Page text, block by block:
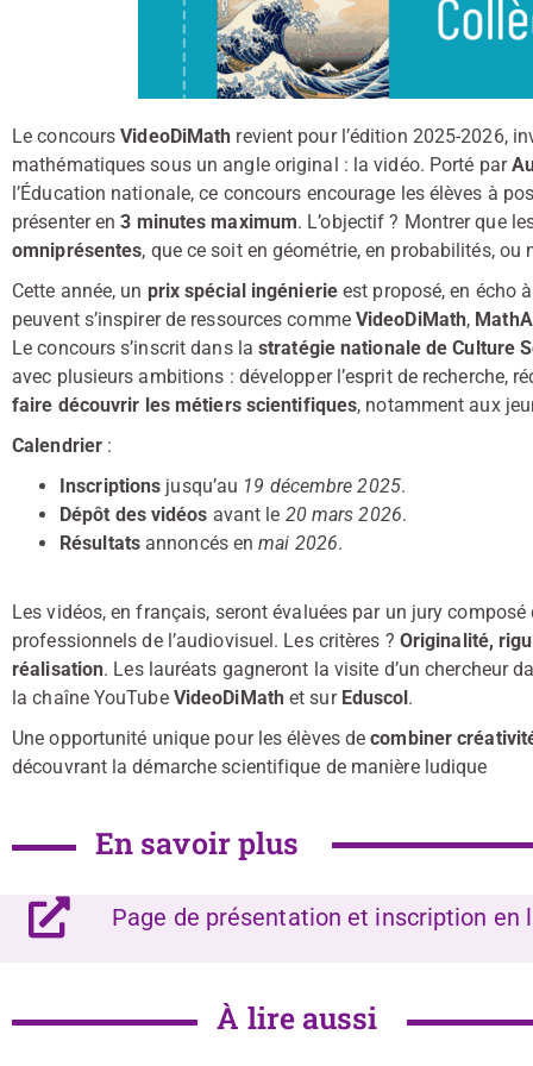
Le concoursVideoDiMath revient pour l’édition 2025-2026,
mathématiques sous un angle original : la vidéo. Porté par
l’Éducation nationale, ce concours encourage les élèves à
présenter en3 minutes maximum. L’objectif ? Montrer que
omniprésentes, que ce soit en géométrie, en probabilités, ou
Cette année, un prix spécial ingénierieest proposé, en écho à
peuvent s’inspirer de ressources comme VideoDiMath,
Le concours s’inscrit dans lastratégie nationale de Culture
avec plusieurs ambitions : développer l’esprit de recherche,
faire découvrir les métiers scientifiques, notamment aux
Calendrier :
Inscriptions jusqu’au 19 décembre 2025.
Dépôt des vidéos avant le 20 mars 2026.
Résultatsannoncés enmai 2026.
Les vidéos, en français, seront évaluées par un jury composé
professionnels de l’audiovisuel. Les critères ? Originalité,
réalisation. Les lauréats gagneront la visite d’un chercheur
la chaîne YouTube VideoDiMathet sur Eduscol.
Une opportunité unique pour les élèves decombiner
découvrant la démarche scientifique de manière ludique
En savoir plus
Page de présentation et inscription en
À lire aussi